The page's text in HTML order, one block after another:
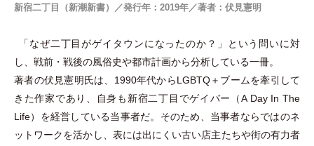
新宿二丁目（新潮新書）／発行年：2019年／著者：伏見憲明
「 なぜ二丁目がゲイタウンになったのか？ 」
という問いに対
し、戦前 ・ 戦後の風俗史や都市計画から分析している一冊。
著者の伏見憲明氏は、1990年代からLGBTQ＋ブームを牽引して
きた作家であり、自身も新宿二丁目でゲイバー
（A Day In The
Life） を経営している当事者だ。そのため、当事者ならではのネ
ットワークを活かし、表には出にくい古い店主たちや街の有力者